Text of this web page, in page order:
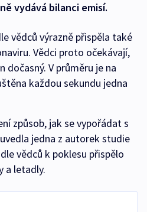
vydává bilanci emisí.
vědců výrazně přispěla také
Vědci proto očekávají,
dočasný. V průměru je na
každou sekundu jedna
způsob, jak se vypořádat s
jedna z autorek studie
vědců k poklesu přispělo
a letadly.